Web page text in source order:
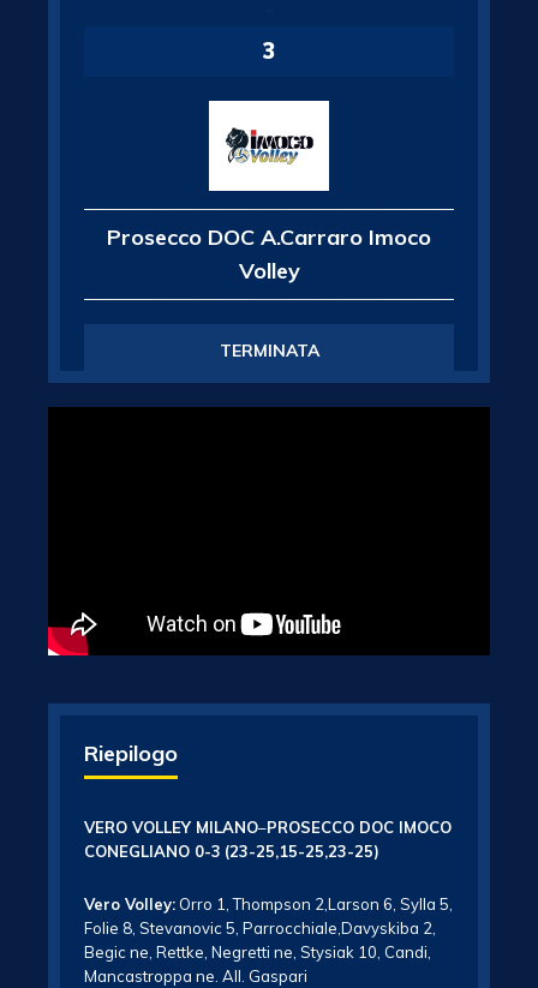
3
Prosecco DOC A.Carraro Imoco
Volley
TERMINATA
Riepilogo
VERO VOLLEY MILANO–PROSECCO DOC IMOCO
CONEGLIANO 0-3 (23-25,15-25,23-25)
Vero Volley: Orro 1, Thompson 2,Larson 6, Sylla 5,
Folie 8, Stevanovic 5, Parrocchiale,Davyskiba 2,
Begic ne, Rettke, Negretti ne, Stysiak 10, Candi,
Mancastroppa ne. All. Gaspari